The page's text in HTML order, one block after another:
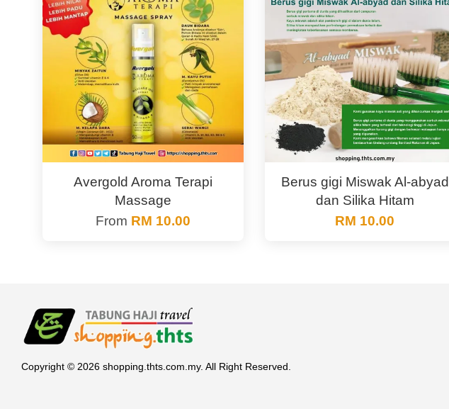
Avergold Aroma Terapi
Massage
From RM 10.00
Berus gigi Miswak Al-abyad
dan Silika Hitam
RM 10.00
Copyright © 2026 shopping.thts.com.my. All Right Reserved.